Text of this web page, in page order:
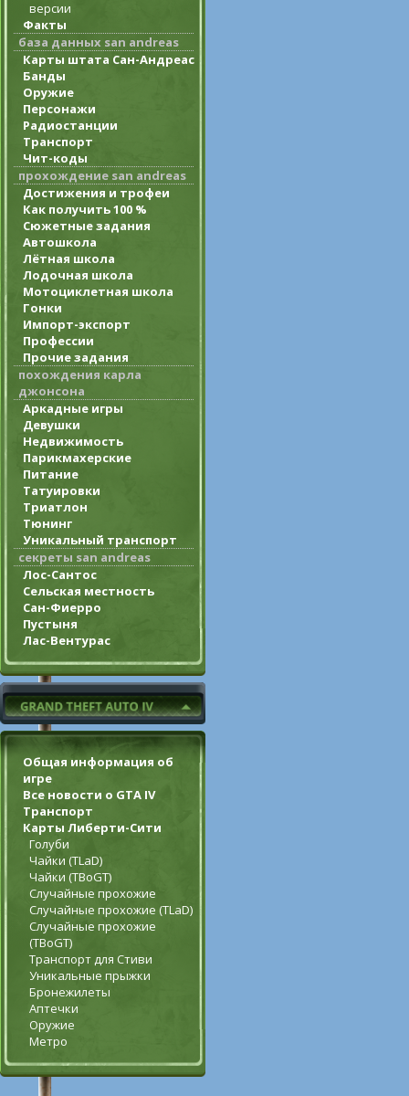
версии
Факты
база данных san andreas
Карты штата Сан-Андреас
Банды
Оружие
Персонажи
Радиостанции
Транспорт
Чит-коды
прохождение san andreas
Достижения и трофеи
Как получить 100 %
Сюжетные задания
Автошкола
Лётная школа
Лодочная школа
Мотоциклетная школа
Гонки
Импорт-экспорт
Профессии
Прочие задания
похождения карла
джонсона
Аркадные игры
Девушки
Недвижимость
Парикмахерские
Питание
Татуировки
Триатлон
Тюнинг
Уникальный транспорт
секреты san andreas
Лос-Сантос
Сельская местность
Сан-Фиерро
Пустыня
Лас-Вентурас
Общая информация об
игре
Все новости о GTA IV
Транспорт
Карты Либерти-Сити
Голуби
Чайки (TLaD)
Чайки (TBoGT)
Случайные прохожие
Случайные прохожие (TLaD)
Случайные прохожие
(TBoGT)
Транспорт для Стиви
Уникальные прыжки
Бронежилеты
Аптечки
Оружие
Метро